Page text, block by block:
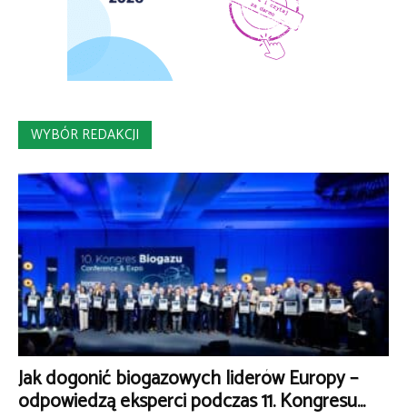
WYBÓR REDAKCJI
Jak dogonić biogazowych liderów Europy –
odpowiedzą eksperci podczas 11. Kongresu...